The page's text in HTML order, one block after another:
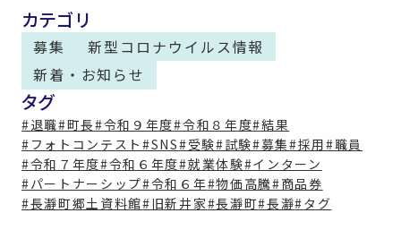
カテゴリ
募集
新型コロナウイルス情報
新着・お知らせ
タグ
#退職#町長#令和９年度#令和８年度#結果
#フォトコンテスト#SNS#受験#試験#募集#採用#職員
#令和７年度#令和６年度#就業体験#インターン
#パートナーシップ#令和６年#物価高騰#商品券
#長瀞町郷土資料館#旧新井家#長瀞町#長瀞#タグ